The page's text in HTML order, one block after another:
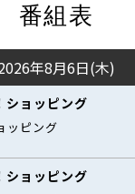
番組表